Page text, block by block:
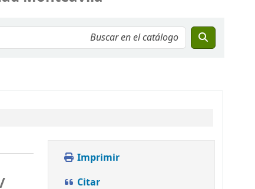
Imprimir
Citar